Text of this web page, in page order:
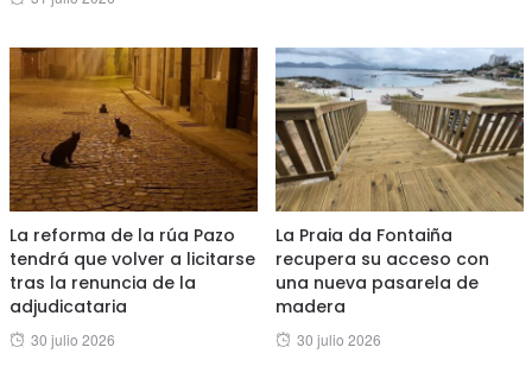
La reforma de la rúa Pazo
tendrá que volver a licitarse
tras la renuncia de la
adjudicataria
Posted
30 julio 2026
La Praia da Fontaiña
recupera su acceso con
una nueva pasarela de
madera
Posted
30 julio 2026